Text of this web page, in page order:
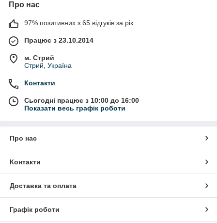
Про нас
97% позитивних з 65 відгуків за рік
Працює з 23.10.2014
м. Стрий
Стрий, Україна
Контакти
Сьогодні працює з 10:00 до 16:00
Показати весь графік роботи
Про нас
Контакти
Доставка та оплата
Графік роботи